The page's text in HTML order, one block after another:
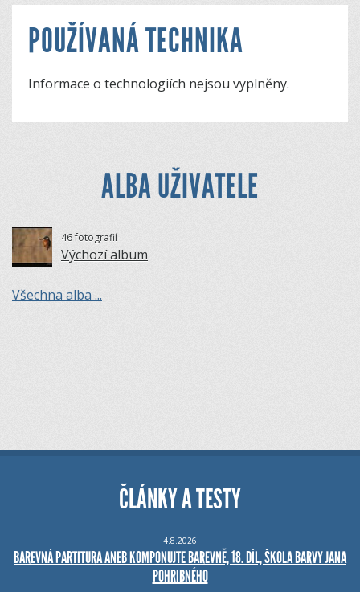
POUŽÍVANÁ TECHNIKA
Informace o technologiích nejsou vyplněny.
ALBA UŽIVATELE
46 fotografií
Výchozí album
Všechna alba ...
ČLÁNKY A TESTY
4.8.2026
BAREVNÁ PARTITURA ANEB KOMPONUJTE BAREVNĚ, 18. DÍL, ŠKOLA BARVY JANA
POHRIBNÉHO